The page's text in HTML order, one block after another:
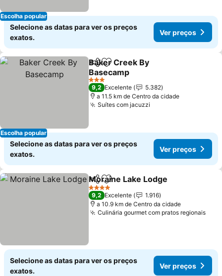
Escolha popular
Selecione as datas para ver os preços
exatos.
Ver preços
Escolha popular
PartilharAdicionar aos favoritos
Baker Creek By
Basecamp
Ver preços
3 Estrelas
9,2 Excelente
5.382
a 11.5 km de Centro da cidade
Suítes com jacuzzi
Selecione as datas para ver os preços
exatos.
Ver preços
PartilharAdicionar aos favoritos
Moraine Lake Lodge
4 Estrelas
9,2 Excelente
1.916
a 10.9 km de Centro da cidade
Culinária gourmet com pratos regionaisVer
Selecione as datas para ver os preços
exatos.
Ver preços